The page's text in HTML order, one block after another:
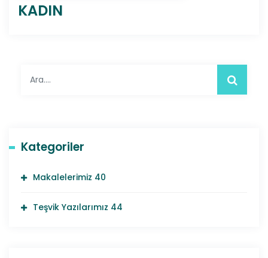
KADIN
Kategoriler
Makalelerimiz 40
Teşvik Yazılarımız 44